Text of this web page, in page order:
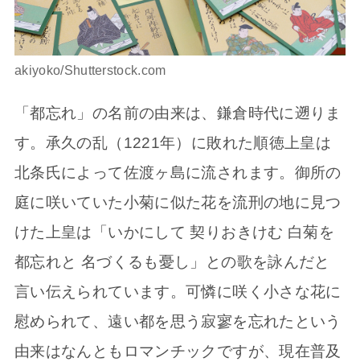
akiyoko/Shutterstock.com
「都忘れ」の名前の由来は、鎌倉時代に遡りま
す。承久の乱（1221年）に敗れた順徳上皇は
北条氏によって佐渡ヶ島に流されます。御所の
庭に咲いていた小菊に似た花を流刑の地に見つ
けた上皇は「いかにして 契りおきけむ 白菊を
都忘れと 名づくるも憂し」との歌を詠んだと
言い伝えられています。可憐に咲く小さな花に
慰められて、遠い都を思う寂寥を忘れたという
由来はなんともロマンチックですが、現在普及